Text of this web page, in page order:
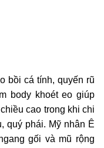
bồi cá tính, quyến rũ
body khoét eo giúp
cao trong khi chi
quý phái. Mỹ nhân Ê
gối và mũ rộng